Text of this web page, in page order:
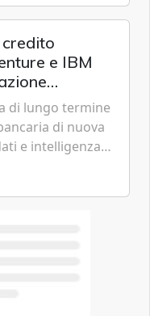
e IBM
di lungo termine
di nuova
e intelligenza